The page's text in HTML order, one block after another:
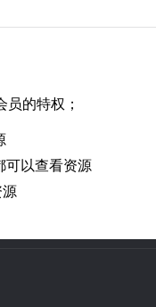
员的特权；
可以查看资源
源